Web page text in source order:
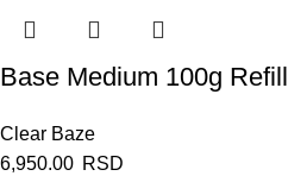
Base Medium 100g Refill
Clear Baze
6,950.00 RSD